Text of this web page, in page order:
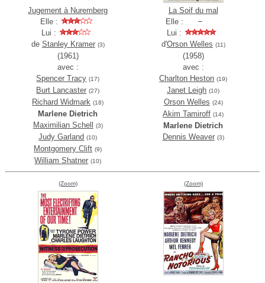
Jugement à Nuremberg
Elle :
Lui :
de Stanley Kramer (3)
(1961)
avec :
Spencer Tracy (17)
Burt Lancaster (27)
Richard Widmark (18)
Marlene Dietrich
Maximilian Schell
(3)
Judy Garland (10)
Montgomery Clift (9)
William Shatner (10)
La Soif du mal
Elle :
Lui :
d'Orson Welles (11)
(1958)
avec :
Charlton Heston (19)
Janet Leigh (10)
Orson Welles (24)
Akim Tamiroff (14)
Marlene Dietrich
Dennis Weaver (3)
(Zoom) (Zoom)